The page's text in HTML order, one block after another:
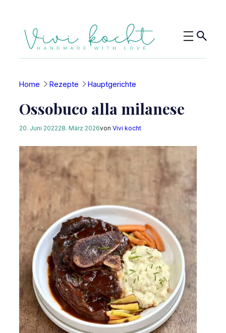
springen
Home Rezepte Hauptgerichte
Ossobuco alla milanese
20. Juni 202228. März 2026von Vivi kocht